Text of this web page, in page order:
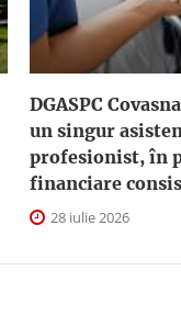
DGASPC
un singur
profesionist, în
financiare
28 iulie 2026